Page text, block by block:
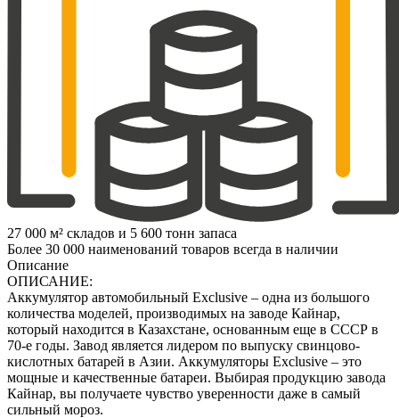
27 000 м² складов и 5 600 тонн запаса
Более 30 000 наименований товаров всегда в наличии
Описание
ОПИСАНИЕ:
Аккумулятор автомобильный Exclusive – одна из большого
количества моделей, производимых на заводе Кайнар,
который находится в Казахстане, основанным еще в СССР в
70-е годы. Завод является лидером по выпуску свинцово-
кислотных батарей в Азии. Аккумуляторы Exclusive – это
мощные и качественные батареи. Выбирая продукцию завода
Кайнар, вы получаете чувство уверенности даже в самый
сильный мороз.